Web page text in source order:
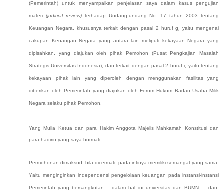
(Pemerintah) untuk menyampaikan penjelasan saya dalam kasus pengujian
materi (judicial review)terhadap Undang-undang No. 17 tahun 2003 tentang
Keuangan Negara, khususnya terkait dengan pasal 2 hurufg , yaitu mengenai
cakupan Keuangan Negara yang antara lain meliputi kekayaan Negara yang
dipisahkan yang diajukanoleh pihak Pemohon (Pusat Pengkajian Masalah
Strategis-Universitas Indonesia), danterkait dengan pasal 2 hurufi , yaitu tentang
kekayaan pihak lain yang diperoleh dengan menggunakan fasilitas yang
diberikan oleh Pemerintah yang diajukanolehForum Hukum Badan Usaha Milik
Negara selaku pihak Pemohon.
Yang Mulia Ketua dan para Hakim Anggota Majelis Mahkamah Konstitusi dan
para hadirin yang saya hormati
Permohonan dimaksud , bila dicermati, pada intinya memiliki semangat yang sama
Yaitu menginginkan independensi pengelolaan keuangan pada instansi-instansi
Pemerintah yang bersangkutan – dalam hal ini universitas dan BUMN--, dan